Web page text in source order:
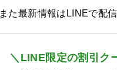
また最新情報はLINEで配
＼LINE限定の割引ク